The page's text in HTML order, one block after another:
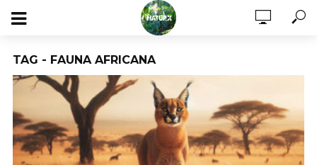
TAG - FAUNA AFRICANA